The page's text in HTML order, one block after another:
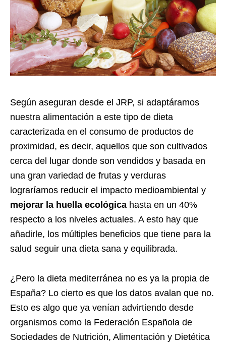
Según aseguran desde el JRP, si adaptáramos
nuestra alimentación a este tipo de dieta
caracterizada en el consumo de productos de
proximidad, es decir, aquellos que son cultivados
cerca del lugar donde son vendidos y basada en
una gran variedad de frutas y verduras
lograríamos reducir el impacto medioambiental y
mejorar la huella ecológica hasta en un 40%
respecto a los niveles actuales. A esto hay que
añadirle, los múltiples beneficios que tiene para la
salud seguir una dieta sana y equilibrada.
¿Pero la dieta mediterránea no es ya la propia de
España? Lo cierto es que los datos avalan que no.
Esto es algo que ya venían advirtiendo desde
organismos como la Federación Española de
Sociedades de Nutrición, Alimentación y Dietética